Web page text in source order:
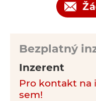
Bezplatný
Inzerent
Pro kontakt na
sem!